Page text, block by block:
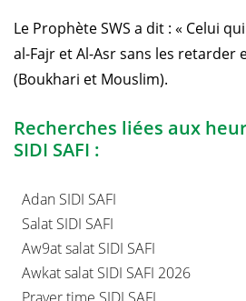
Le Prophète SWS a dit : « Celui
al-Fajr et Al-Asr sans les retarder
(Boukhari et Mouslim).
Recherches liées aux
SIDI SAFI :
Adan SIDI SAFI
Salat SIDI SAFI
Aw9at salat SIDI SAFI
Awkat salat SIDI SAFI 2026